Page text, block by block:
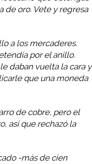
de oro. Vete y regresa
a los mercaderes.
por el anillo.
daban vuelta la cara y
que una moneda
de cobre, pero el
así que rechazó la
-más de cien